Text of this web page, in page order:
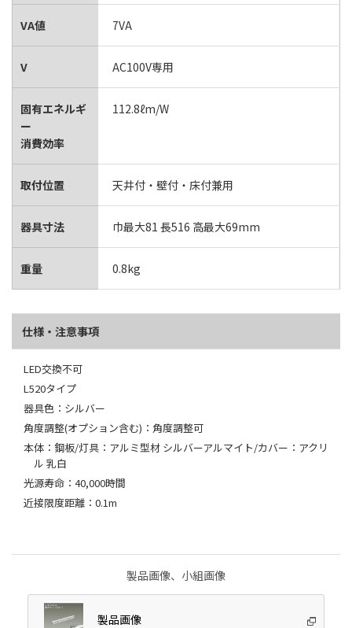
VA値 7VA
V AC100V専用
固有エネルギ
ー
消費効率
112.8ℓm/W
取付位置 天井付・壁付・床付兼用
器具寸法 巾最大81 長516 高最大69mm
重量 0.8kg
仕様・注意事項
LED交換不可
L520タイプ
器具色：シルバー
角度調整(オプション含む)：角度調整可
本体：鋼板/灯具：アルミ型材 シルバーアルマイト/カバー：アクリ
ル 乳白
光源寿命：40,000時間
近接限度距離：0.1m
製品画像、小組画像
製品画像